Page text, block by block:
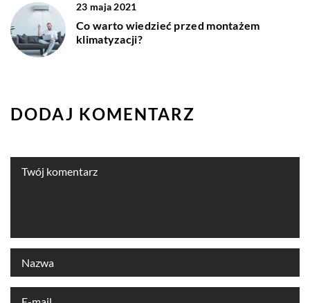
23 maja 2021
Co warto wiedzieć przed montażem
klimatyzacji?
DODAJ KOMENTARZ